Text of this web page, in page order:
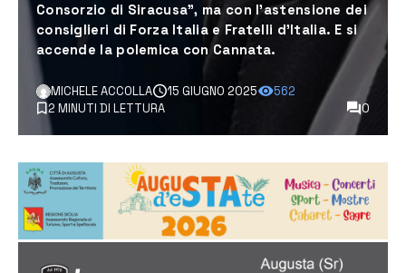
Consorzio di Siracusa”, ma con l’astensione dei
consiglieri di Forza Italia e Fratelli d’Italia. E si
accende la polemica con Cannata.
MICHELE ACCOLLA 15 GIUGNO 2025
562
2 MINUTI DI LETTURA
0